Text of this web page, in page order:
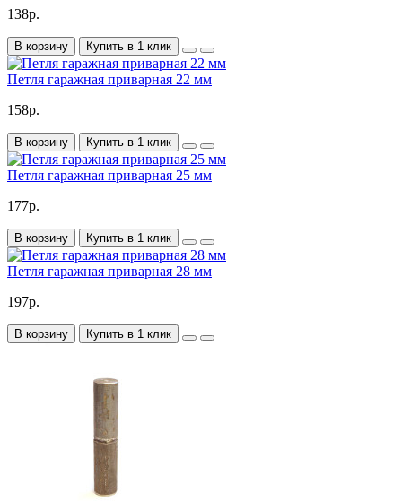
138р.
В корзину Купить в 1 клик
Петля гаражная приварная 22 мм
158р.
В корзину Купить в 1 клик
Петля гаражная приварная 25 мм
177р.
В корзину Купить в 1 клик
Петля гаражная приварная 28 мм
197р.
В корзину Купить в 1 клик